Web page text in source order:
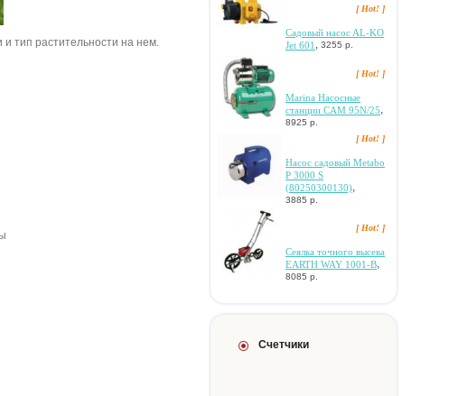
тип растительности на нем.
[ Hot! ]
Caдoвый нacoc AL-KO
Jet 601 , 3255 р.
[ Hot! ]
Marina Hacocныe
cтaнции CAM 95N/25,
8925 р.
[ Hot! ]
Hacoc caдoвый Metabo
P 3000 S
(80250300130),
3885 р.
[ Hot! ]
Ceялкa тoчнoгo выceвa
EARTH WAY 1001-B,
8085 р.
Счетчики